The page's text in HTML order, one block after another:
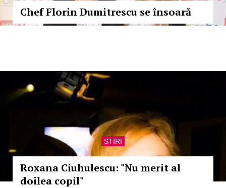
Chef Florin Dumitrescu se însoară
STIRI
Roxana Ciuhulescu: "Nu merit al
doilea copil"